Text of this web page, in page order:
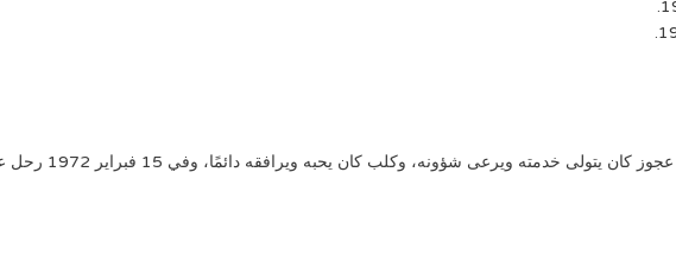
شؤونه، وكلب كان يحبه ويرافقه دائمًا، وفي 15 فبراير 1972 رحل عن الحياة إثر أزمة قلبية، مات وحيدًا في منزله.